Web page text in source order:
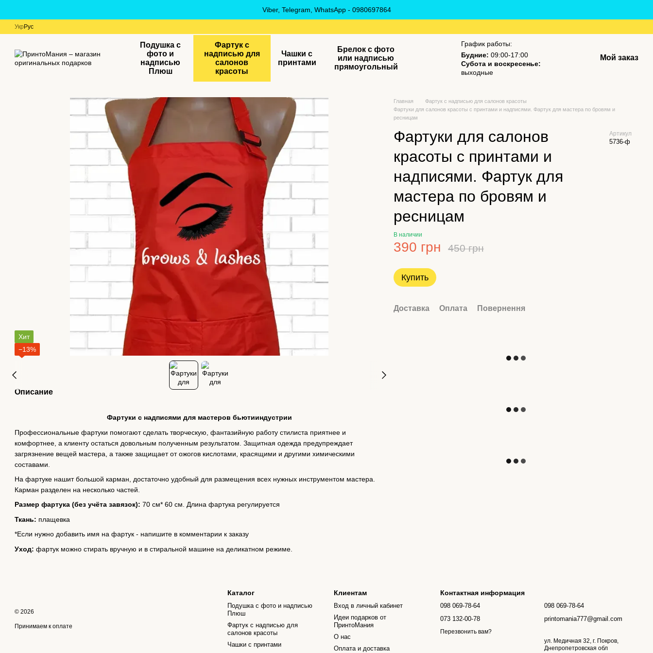
Viber, Telegram, WhatsApp - 0980697864
Укр Рус
Подушка с
фото и
надписью
Плюш
Фартук с
надписью для
салонов
красоты
Чашки с
принтами
Брелок с фото
или надписью
прямоугольный
График работы:
Будние: 09:00-17:00
Субота и воскресенье:
выходные
Мой заказ
Хит
−13%
Описание
Фартуки с надписями для мастеров бьютииндустрии
Профессиональные фартуки помогают сделать творческую, фантазийную работу стилиста приятнее и
комфортнее, а клиенту остаться довольным полученным результатом. Защитная одежда предупреждает
загрязнение вещей мастера, а также защищает от ожогов кислотами, красящими и другими химическими
составами.
На фартуке нашит большой карман, достаточно удобный для размещения всех нужных инструментом мастера.
Карман разделен на несколько частей.
Размер фартука (без учёта завязок): 70 см* 60 см. Длина фартука регулируется
Ткань: плащевка
*Если нужно добавить имя на фартук - напишите в комментарии к заказу
Уход: фартук можно стирать вручную и в стиральной машине на деликатном режиме.
Главная
Фартук с надписью для салонов красоты
Фартуки для салонов красоты с принтами и надписями. Фартук для мастера по бровям и
ресницам
Фартуки для салонов
красоты с принтами и
надписями. Фартук для
мастера по бровям и
ресницам
Артикул
5736-ф
В наличии
390 грн 450 грн
Купить
Доставка Оплата Повернення
© 2026
Принимаем к оплате
Каталог
Подушка с фото и надписью
Плюш
Фартук с надписью для
салонов красоты
Чашки с принтами
Клиентам
Вход в личный кабинет
Идеи подарков от
ПринтоМания
О нас
Оплата и доставка
Контактная информация
098 069-78-64
073 132-00-78
Перезвонить вам?
098 069-78-64
printomania777@gmail.com
ул. Медичная 32, г. Покров,
Днепропетровская обл